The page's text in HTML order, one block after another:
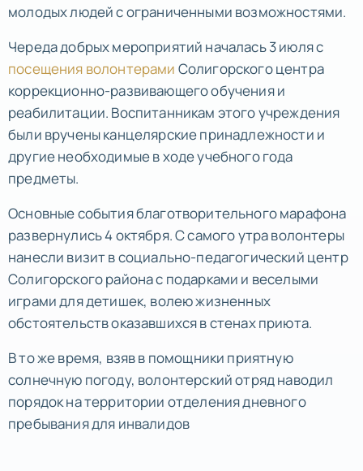
молодых людей с ограниченными возможностями.
Череда добрых мероприятий началась 3 июля с
посещения волонтерами Солигорского центра
коррекционно-развивающего обучения и
реабилитации. Воспитанникам этого учреждения
были вручены канцелярские принадлежности и
другие необходимые в ходе учебного года
предметы.
Основные события благотворительного марафона
развернулись 4 октября. С самого утра волонтеры
нанесли визит в социально-педагогический центр
Солигорского района с подарками и веселыми
играми для детишек, волею жизненных
обстоятельств оказавшихся в стенах приюта.
В то же время, взяв в помощники приятную
солнечную погоду, волонтерский отряд наводил
порядок на территории отделения дневного
пребывания для инвалидов